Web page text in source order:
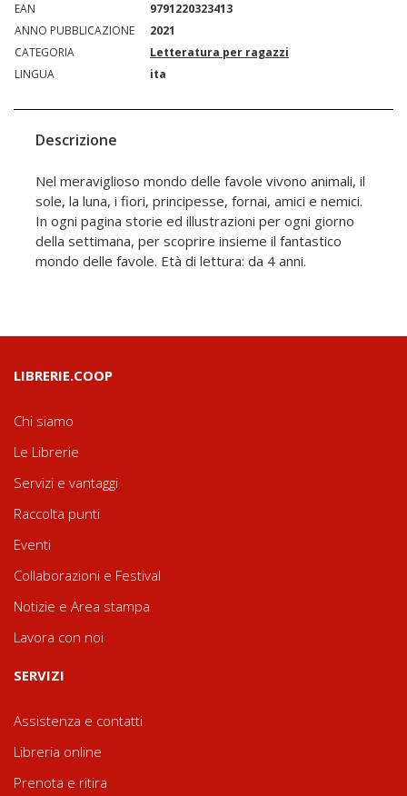
EAN
9791220323413
ANNO PUBBLICAZIONE
2021
CATEGORIA
Letteratura per ragazzi
LINGUA
ita
Descrizione
Nel meraviglioso mondo delle favole vivono animali, il
sole, la luna, i fiori, principesse, fornai, amici e nemici.
In ogni pagina storie ed illustrazioni per ogni giorno
della settimana, per scoprire insieme il fantastico
mondo delle favole. Età di lettura: da 4 anni.
LIBRERIE.COOP
Chi siamo
Le Librerie
Servizi e vantaggi
Raccolta punti
Eventi
Collaborazioni e Festival
Notizie e Area stampa
Lavora con noi
SERVIZI
Assistenza e contatti
Libreria online
Prenota e ritira